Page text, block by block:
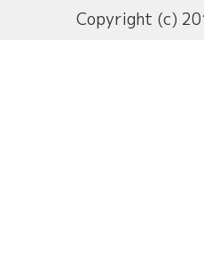
Copyright (c)